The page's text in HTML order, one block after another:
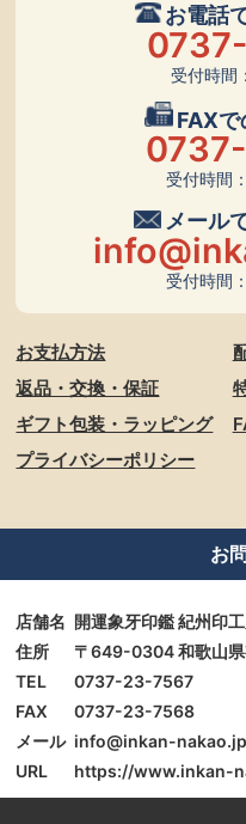
お電話
受付時間
FAX
受付時間
メール
受付時間
お支払方法
返品・交換・保証
ギフト包装・ラッピング
プライバシーポリシー
お
店舗名 開運象牙印鑑 紀州印
住所
〒649-0304 和歌山
TEL
0737-23-7567
FAX
0737-23-7568
メール info@inkan-nakao.jp
URL
https://www.inkan-